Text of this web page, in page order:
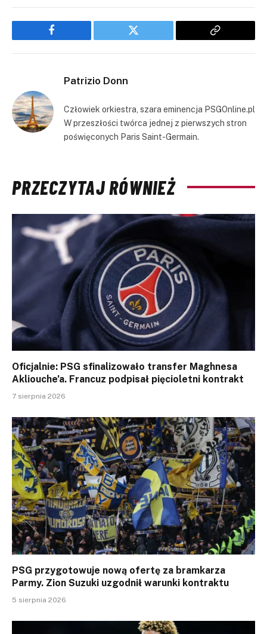
Facebook Twitter
Copy
Patrizio Donn
Człowiek orkiestra, szara eminencja PSGOnline.pl
W przeszłości twórca jednej z pierwszych stron
poświęconych Paris Saint-Germain.
PRZECZYTAJ RÓWNIEŻ
Oficjalnie: PSG sfinalizowało transfer Maghnesa
Akliouche’a. Francuz podpisał pięcioletni kontrakt
7 sierpnia 2026
PSG przygotowuje nową ofertę za bramkarza
Parmy. Zion Suzuki uzgodnił warunki kontraktu
5 sierpnia 2026